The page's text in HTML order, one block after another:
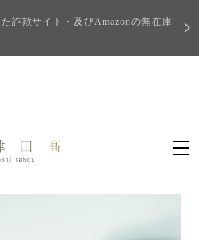
詐欺サイト・及びAmazonの無在庫